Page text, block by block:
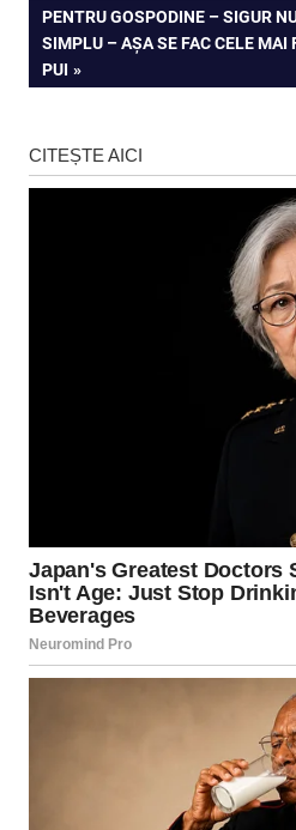
articole
NEXT
POST:
PENTRU GOSPODINE – SIGUR
SIMPLU – AȘA SE FAC CELE MAI
PUI